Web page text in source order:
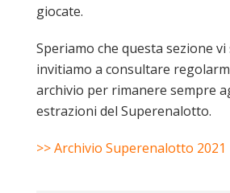
giocate.
Speriamo che questa sezione vi
invitiamo a consultare
archivio per rimanere sempre
estrazioni del Superenalotto.
>> Archivio Superenalotto 2021